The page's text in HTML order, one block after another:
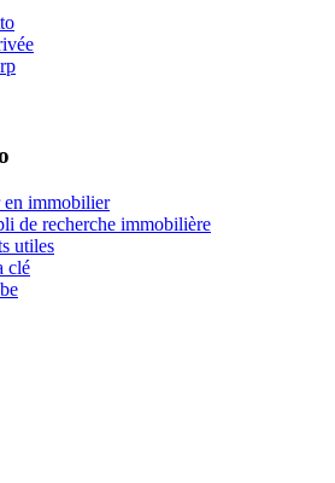
en immobilier
de recherche immobilière
utiles
clé